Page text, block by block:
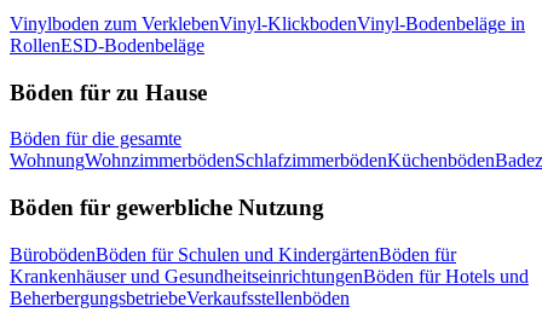
Vinylboden zum VerklebenVinyl-KlickbodenVinyl-Bodenbeläge in
RollenESD-Bodenbeläge
Böden für zu Hause
Böden für die gesamte
WohnungWohnzimmerbödenSchlafzimmerbödenKüchenböden
Böden für gewerbliche Nutzung
BürobödenBöden für Schulen und KindergärtenBöden für
Krankenhäuser und GesundheitseinrichtungenBöden für Hotels und
BeherbergungsbetriebeVerkaufsstellenböden